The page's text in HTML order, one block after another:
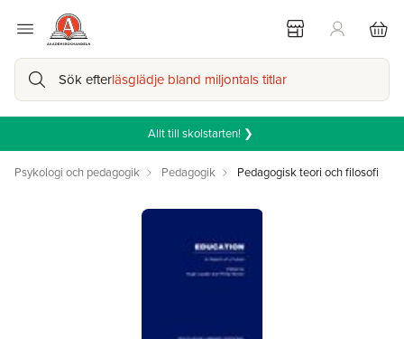
Sök efterläsglädje bland miljontals titlar
Allt till skolstarten! ❯
Psykologi och pedagogik Pedagogik Pedagogisk teori och filosofi